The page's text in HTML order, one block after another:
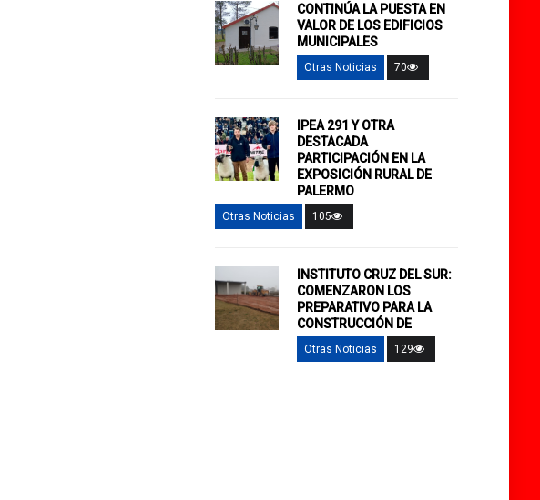
CONTINÚA LA PUESTA EN
VALOR DE LOS EDIFICIOS
MUNICIPALES
Otras Noticias 70
IPEA 291 Y OTRA
DESTACADA
PARTICIPACIÓN EN LA
EXPOSICIÓN RURAL DE
PALERMO
Otras Noticias 105
INSTITUTO CRUZ DEL SUR:
COMENZARON LOS
PREPARATIVO PARA LA
CONSTRUCCIÓN DE
Otras Noticias 129